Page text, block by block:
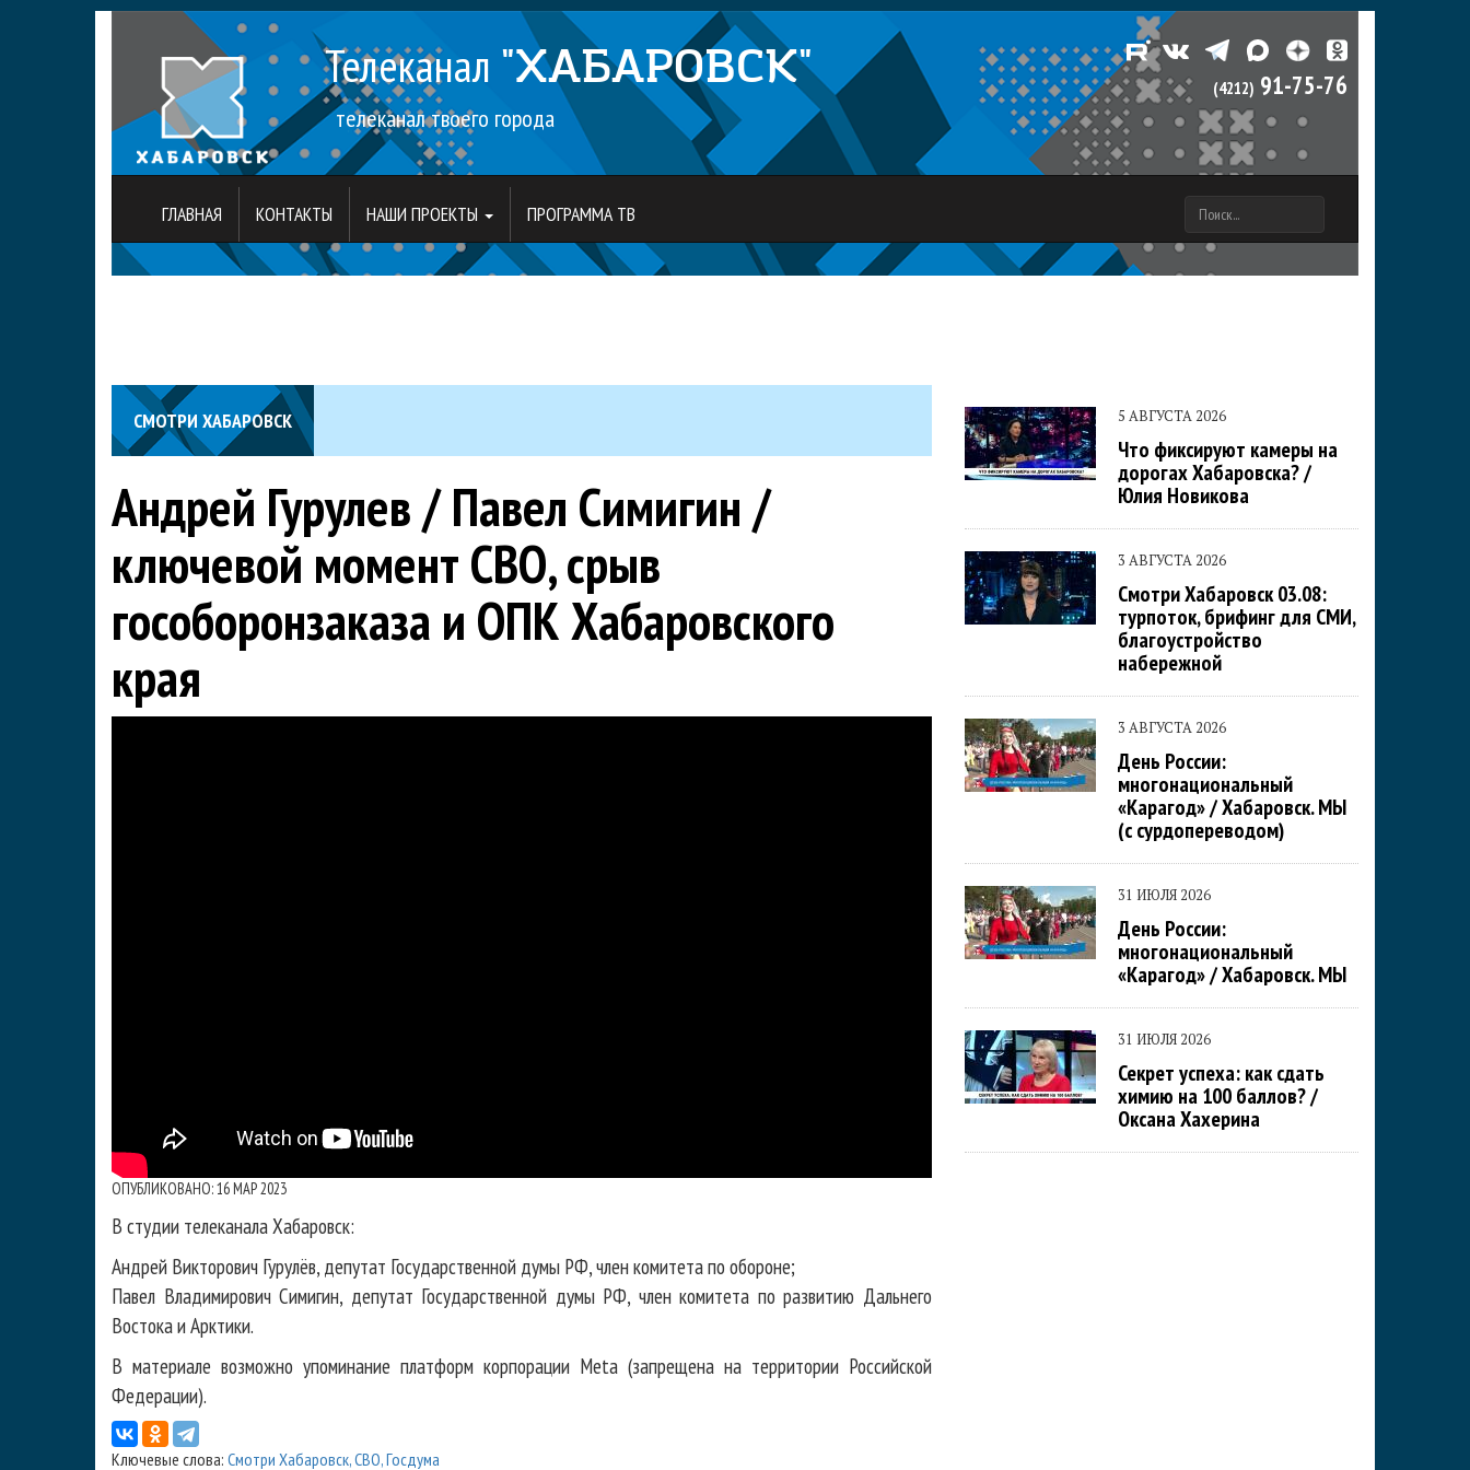
Телеканал "ХАБАРОВСК"
телеканал твоего города
(4212) 91-75-76
ГЛАВНАЯ КОНТАКТЫ НАШИ ПРОЕКТЫ ПРОГРАММА ТВ
ФОРМА
ПОИСКА
ПОИСК
СМОТРИ ХАБАРОВСК
Андрей Гурулев / Павел Симигин /
ключевой момент СВО, срыв
гособоронзаказа и ОПК Хабаровского
края
ОПУБЛИКОВАНО: 16 МАР 2023
В студии телеканала Хабаровск:
Андрей Викторович Гурулёв, депутат Государственной думы РФ, член комитета по обороне;
Павел Владимирович Симигин, депутат Государственной думы РФ, член комитета по развитию Дальнего
Востока и Арктики.
В материале возможно упоминание платформ корпорации Meta (запрещена на территории Российской
Федерации).
Ключевые слова: Смотри Хабаровск,СВО,Госдума
5 АВГУСТА 2026
Что фиксируют камеры на
дорогах Хабаровска? /
Юлия Новикова
3 АВГУСТА 2026
Смотри Хабаровск 03.08:
турпоток, брифинг для СМИ,
благоустройство
набережной
3 АВГУСТА 2026
День России:
многонациональный
«Карагод» / Хабаровск. МЫ
(с сурдопереводом)
31 ИЮЛЯ 2026
День России:
многонациональный
«Карагод» / Хабаровск. МЫ
31 ИЮЛЯ 2026
Секрет успеха: как сдать
химию на 100 баллов? /
Оксана Хахерина